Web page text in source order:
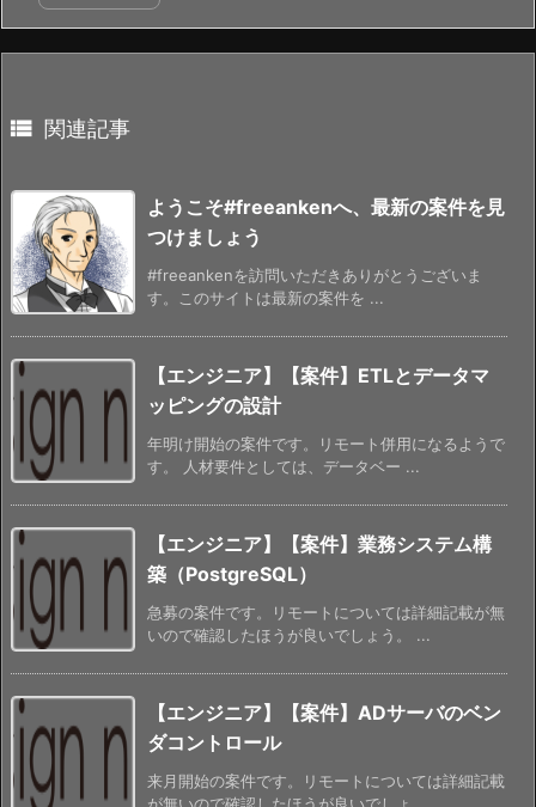
 関連記事
ようこそ#freeankenへ、最新の案件を見
つけましょう
#freeankenを訪問いただきありがとうございま
す。このサイトは最新の案件を ...
【エンジニア】【案件】ETLとデータマ
ッピングの設計
年明け開始の案件です。リモート併用になるようで
す。 人材要件としては、データベー ...
【エンジニア】【案件】業務システム構
築（PostgreSQL）
急募の案件です。リモートについては詳細記載が無
いので確認したほうが良いでしょう。 ...
【エンジニア】【案件】ADサーバのベン
ダコントロール
来月開始の案件です。リモートについては詳細記載